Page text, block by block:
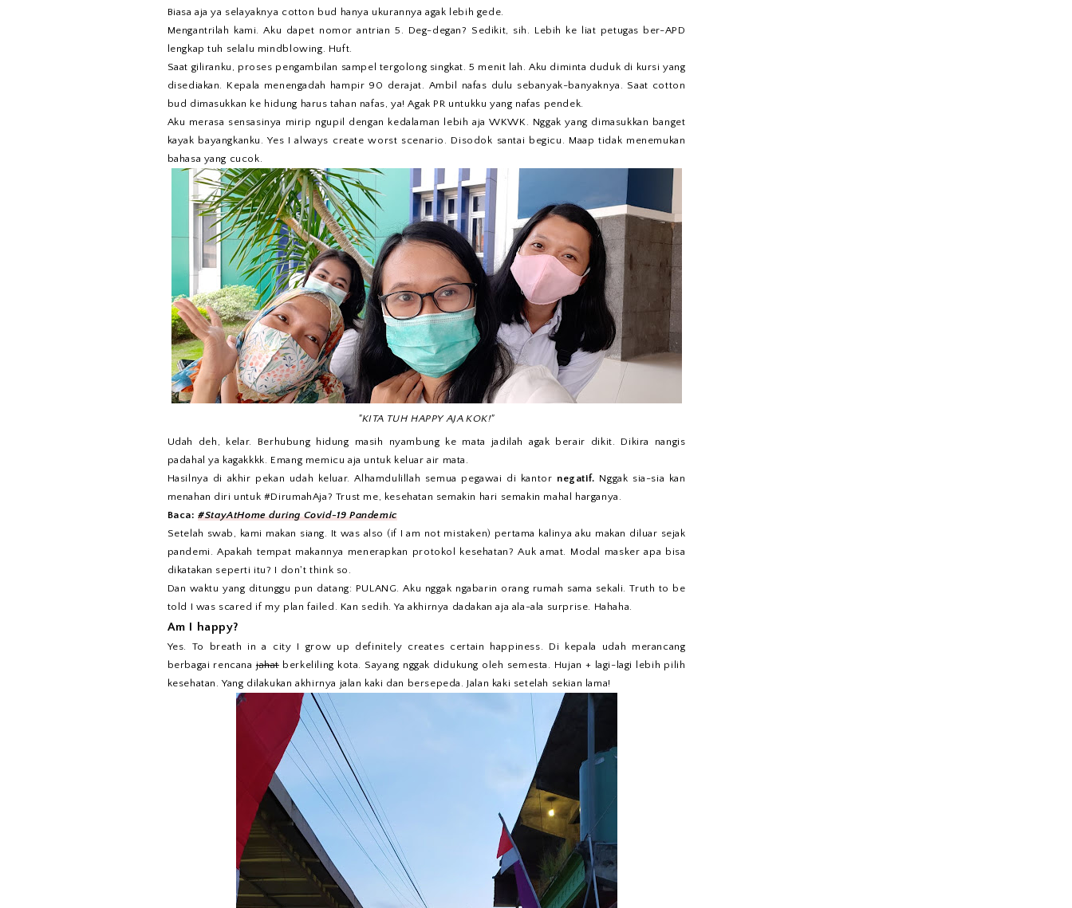
Biasa aja ya selayaknya cotton bud hanya ukurannya agak lebih gede.
Mengantrilah kami. Aku dapet nomor antrian 5. Deg-degan? Sedikit, sih. Lebih ke liat petugas ber-APD
lengkap tuh selalu mindblowing. Huft.
Saat giliranku, proses pengambilan sampel tergolong singkat. 5 menit lah. Aku diminta duduk di kursi yang
disediakan. Kepala menengadah hampir 90 derajat. Ambil nafas dulu sebanyak-banyaknya. Saat cotton
bud dimasukkan ke hidung harus tahan nafas, ya! Agak PR untukku yang nafas pendek.
Aku merasa sensasinya mirip ngupil dengan kedalaman lebih aja WKWK. Nggak yang dimasukkan banget
kayak bayangkanku. Yes I always create worst scenario. Disodok santai begicu. Maap tidak menemukan
bahasa yang cucok.
"KITA TUH HAPPY AJA KOK!"
Udah deh, kelar. Berhubung hidung masih nyambung ke mata jadilah agak berair dikit. Dikira nangis
padahal ya kagakkkk. Emang memicu aja untuk keluar air mata.
Hasilnya di akhir pekan udah keluar. Alhamdulillah semua pegawai di kantor negatif. Nggak sia-sia kan
menahan diri untuk #DirumahAja? Trust me, kesehatan semakin hari semakin mahal harganya.
Baca:#StayAtHome during Covid-19 Pandemic
Setelah swab, kami makan siang. It was also (if I am not mistaken) pertama kalinya aku makan diluar sejak
pandemi. Apakah tempat makannya menerapkan protokol kesehatan? Auk amat. Modal masker apa bisa
dikatakan seperti itu? I don't think so.
Dan waktu yang ditunggu pun datang: PULANG. Aku nggak ngabarin orang rumah sama sekali. Truth to be
told I was scared if my plan failed. Kan sedih. Ya akhirnya dadakan aja ala-ala surprise. Hahaha.
Am I happy?
Yes. To breath in a city I grow up definitely creates certain happiness. Di kepala udah merancang
berbagai rencana jahatberkeliling kota. Sayang nggak didukung oleh semesta. Hujan + lagi-lagi lebih pilih
kesehatan. Yang dilakukan akhirnya jalan kaki dan bersepeda. Jalan kaki setelah sekian lama!